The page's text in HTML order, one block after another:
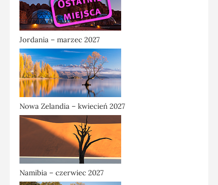
Jordania – marzec 2027
Nowa Zelandia – kwiecień 2027
Namibia – czerwiec 2027